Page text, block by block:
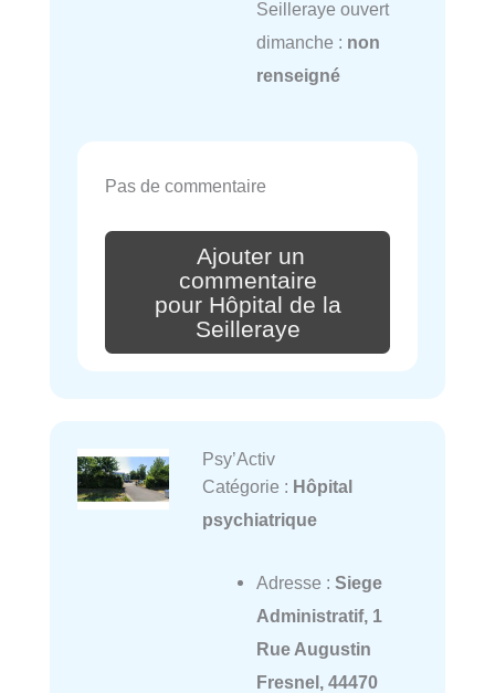
Seilleraye ouvert
dimanche : non
renseigné
Pas de commentaire
Ajouter un
commentaire
pour Hôpital de la
Seilleraye
Psy’Activ
Catégorie : Hôpital
psychiatrique
Adresse : Siege
Administratif, 1
Rue Augustin
Fresnel, 44470